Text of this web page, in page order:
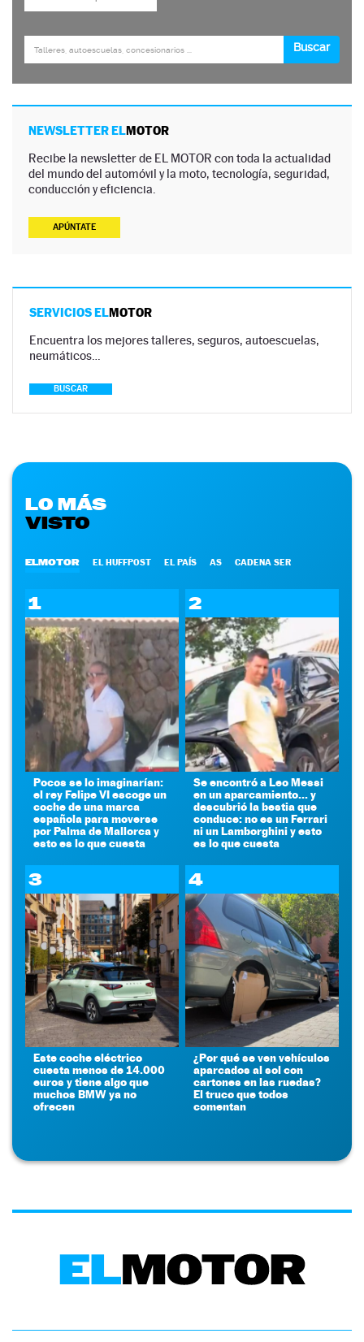
NEWSLETTER ELMOTOR
Recibe la newsletter de EL MOTOR con toda la actualidad
del mundo del automóvil y la moto, tecnología, seguridad,
conducción y eficiencia.
APÚNTATE
SERVICIOS ELMOTOR
Encuentra los mejores talleres, seguros, autoescuelas,
neumáticos…
BUSCAR
LO MÁS
VISTO
ELMOTOR EL HUFFPOST EL PAÍS AS CADENA SER
1
Pocos se lo imaginarían:
el rey Felipe VI escoge un
coche de una marca
española para moverse
por Palma de Mallorca y
esto es lo que cuesta
2
Se encontró a Leo Messi
en un aparcamiento... y
descubrió la bestia que
conduce: no es un Ferrari
ni un Lamborghini y esto
es lo que cuesta
3
Este coche eléctrico
cuesta menos de 14.000
euros y tiene algo que
muchos BMW ya no
ofrecen
4
¿Por qué se ven vehículos
aparcados al sol con
cartones en las ruedas?
El truco que todos
comentan